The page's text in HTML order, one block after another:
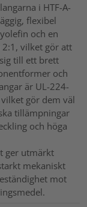
i HTF-A-
flexibel
och en
vilket gör att
till ett brett
och
är UL-224-
vilket gör dem väl
tillämpningar
och höga
ger utmärkt
mekaniskt
mot